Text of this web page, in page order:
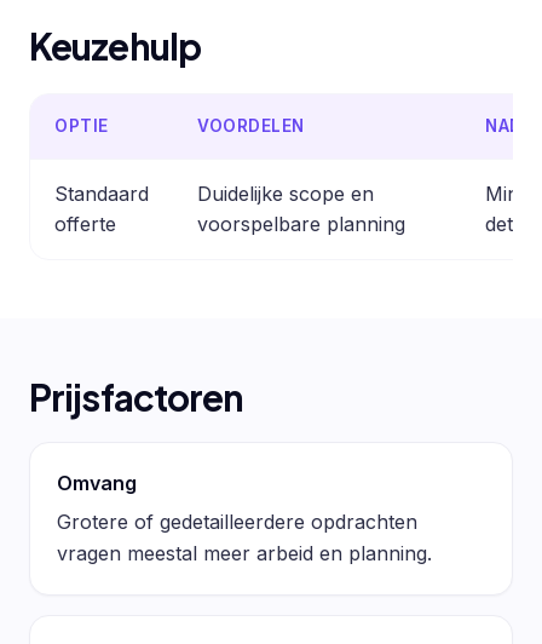
Keuzehulp
OPTIE VOORDELEN
Standaard
offerte
Duidelijke scope en
voorspelbare planning
Prijsfactoren
Omvang
Grotere of gedetailleerdere opdrachten
vragen meestal meer arbeid en planning.